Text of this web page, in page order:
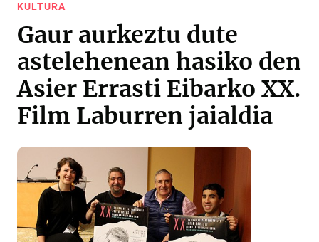
KULTURA
Gaur aurkeztu dute
astelehenean hasiko den
Asier Errasti Eibarko XX.
Film Laburren jaialdia